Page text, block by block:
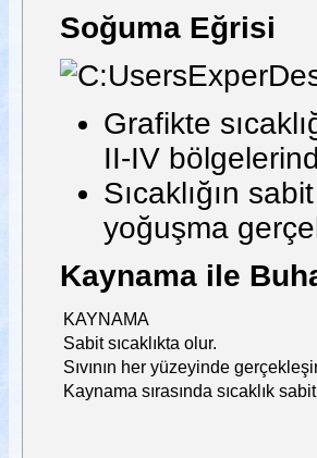
Soğuma Eğrisi
Grafikte
II-IV
Sıcaklığın
yoğuşma
Kaynama ile
KAYNAMA
Sabit sıcaklıkta olur.
Sıvının her yüzeyinde
Kaynama sırasında sıcaklık sabit